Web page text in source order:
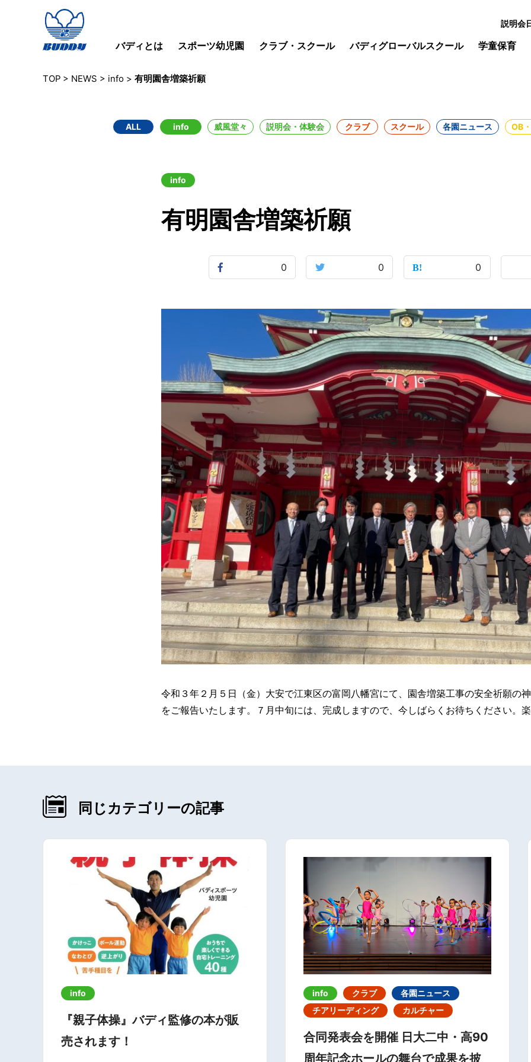
説明会
バディとは スポーツ幼児園 クラブ・スクール バディグローバルスクール 学童保育
TOP > NEWS > info > 有明園舎増築祈願
ALL info 威風堂々 説明会・体験会 クラブ スクール 各園ニュース OB
info
有明園舎増築祈願
0 0 0
令和３年２月５日（金）大安で江東区の富岡八幡宮にて、園舎増築工事の安全祈願の
をご報告いたします。７月中旬には、完成しますので、今しばらくお待ちください。
同じカテゴリーの記事
info
『親子体操』バディ監修の本が販
売されます！
info クラブ
各園ニュース
チアリーディング
カルチャー
合同発表会を開催 日大二中・高90
周年記念ホールの舞台で成果を披